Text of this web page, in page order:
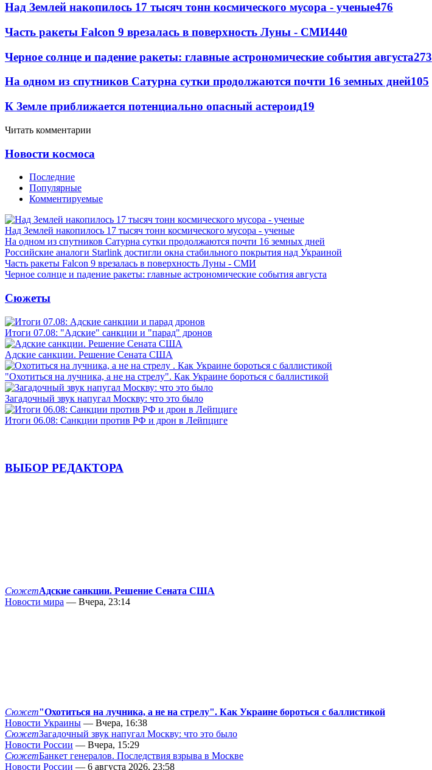
Над Землей накопилось 17 тысяч тонн космического мусора - ученые476
Часть ракеты Falcon 9 врезалась в поверхность Луны - СМИ440
Черное солнце и падение ракеты: главные астрономические события августа273
На одном из спутников Сатурна сутки продолжаются почти 16 земных дней105
К Земле приближается потенциально опасный астероид19
Читать комментарии
Новости космоса
Последние
Популярные
Комментируемые
Над Землей накопилось 17 тысяч тонн космического мусора - ученые
На одном из спутников Сатурна сутки продолжаются почти 16 земных дней
Российские аналоги Starlink достигли окна стабильного покрытия над Украиной
Часть ракеты Falcon 9 врезалась в поверхность Луны - СМИ
Черное солнце и падение ракеты: главные астрономические события августа
Сюжеты
Итоги 07.08: "Адские" санкции и "парад" дронов
Адские санкции. Решение Сената США
"Охотиться на лучника, а не на стрелу". Как Украине бороться с баллистикой
Загадочный звук напугал Москву: что это было
Итоги 06.08: Санкции против РФ и дрон в Лейпциге
ВЫБОР РЕДАКТОРА
СюжетАдские санкции. Решение Сената США
Новости мира — Вчера, 23:14
Сюжет"Охотиться на лучника, а не на стрелу". Как Украине бороться с баллистикой
Новости Украины — Вчера, 16:38
СюжетЗагадочный звук напугал Москву: что это было
Новости России — Вчера, 15:29
СюжетБанкет генералов. Последствия взрыва в Москве
Новости России — 6 августа 2026, 23:58